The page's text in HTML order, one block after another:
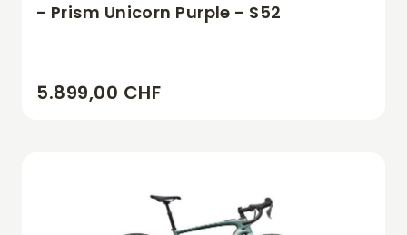
- Prism Unicorn Purple - S52
5.899,00 CHF